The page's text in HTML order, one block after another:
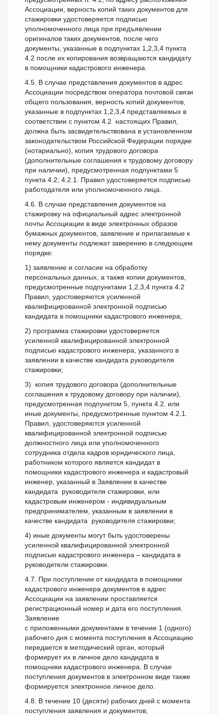
Ассоциации, верность копий таких документов для
стажировки удостоверяется подписью
уполномоченного лица при предъявлении
оригиналов таких документов, после чего
документы, указанные в подпунктах 1,2,3,4 пункта
4.2 после их копирования возвращаются кандидату
в помощники кадастрового инженера.
4.5. В случае представления документов в адрес
Ассоциации посредством оператора почтовой связи
общего пользования, верность копий документов,
указанные в подпунктах 1,2,3,4 представляемых в
соответствии с пунктом 4.2 настоящих Правил,
должна быть засвидетельствована в установленном
законодательством Российской Федерации порядке
(нотариально), копия трудового договора
(дополнительные соглашения к трудовому договору
при наличии), предусмотренная подпунктами 5
пункта 4.2; 4.2.1. Правил удостоверяется подписью
работодателя или уполномоченного лица.
4.6. В случае представления документов на
стажировку на официальный адрес электронной
почты Ассоциации в виде электронных образов
бумажных документов, заявление и прилагаемые к
нему документы подлежат заверению в следующем
порядке:
1) заявление и согласие на обработку
персональных данных, а также копии документов,
предусмотренные подпунктами 1,2,3,4 пункта 4.2
Правил, удостоверяются усиленной
квалифицированной электронной подписью
кандидата в помощники кадастрового инженера;
2) программа стажировки удостоверяется
усиленной квалифицированной электронной
подписью кадастрового инженера, указанного в
заявлении в качестве кандидата руководителя
стажировки;
3) копия трудового договора (дополнительные
соглашения к трудовому договору при наличии),
предусмотренная подпунктом 5, пункта 4.2. или
иные документы, предусмотренные пунктом 4.2.1.
Правил, удостоверяются усиленной
квалифицированной электронной подписью
должностного лица или уполномоченного
сотрудника отдела кадров юридического лица,
работником которого является кандидат в
помощники кадастрового инженера и кадастровый
инженер, указанный в Заявлении в качестве
кандидата руководителя стажировки, или
кадастровым инженером - индивидуальным
предпринимателем, указанным в заявлении в
качестве кандидата руководителя стажировки;
4) иные документы могут быть удостоверены
усиленной квалифицированной электронной
подписью кадастрового инженера – кандидата в
руководители стажировки.
4.7. При поступлении от кандидата в помощники
кадастрового инженера документов в адрес
Ассоциации на заявлении проставляется
регистрационный номер и дата его поступления.
Заявление
с приложенными документами в течение 1 (одного)
рабочего дня с момента поступления в Ассоциацию
передается в методический орган, который
формирует их в личное дело кандидата в
помощники кадастрового инженера. В случае
поступления документов в электронном виде также
формируется электронное личное дело.
4.8. В течение 10 (десяти) рабочих дней с момента
поступления заявления и документов,